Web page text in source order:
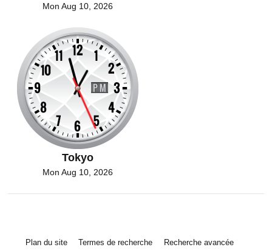
Mon Aug 10, 2026
Tokyo
Mon Aug 10, 2026
Plan du site Termes de recherche Recherche avancée